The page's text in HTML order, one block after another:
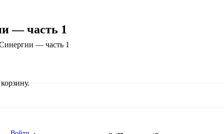
— часть 1
— часть 1